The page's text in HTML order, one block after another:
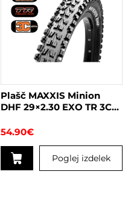
več
različic.
Možnosti
izberete
strani
izdelka
Plašč MAXXIS Minion
DHF 29×2.30 EXO TR 3C
54.90€
Poglej izdelek